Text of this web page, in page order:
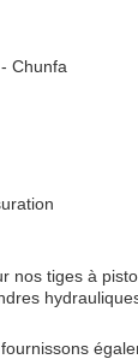
Chunfa
nos tiges à